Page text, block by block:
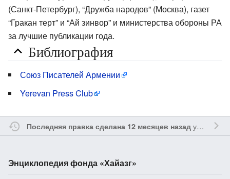
(Санкт-Петербург), “Дружба народов” (Москва), газет
“Гракан терт” и “Ай зинвор” и министерства обороны РА
за лучшие публикации года.
Библиография
Союз Писателей Армении
Yerevan Press Club
Последняя правка сделана 12 месяцев назадучастником
Энциклопедия фонда «Хайазг»